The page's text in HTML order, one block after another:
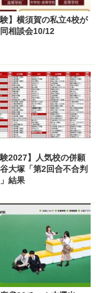
験】横須賀の私立4校が
相談会10/12
験2027】人気校の併願
大塚「第2回合不合判
結果